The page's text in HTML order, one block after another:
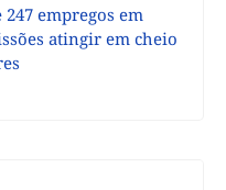
empregos em
atingir em cheio